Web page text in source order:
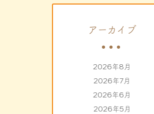
アーカイブ
2026年8月
2026年7月
2026年6月
2026年5月